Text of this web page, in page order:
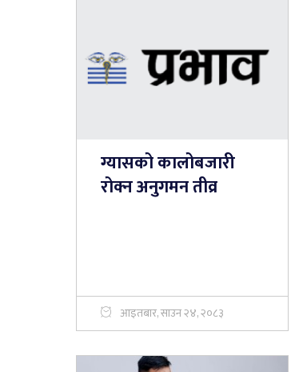
ग्यासको कालोबजारी
रोक्न अनुगमन तीव्र
आइतबार, साउन २४, २०८३